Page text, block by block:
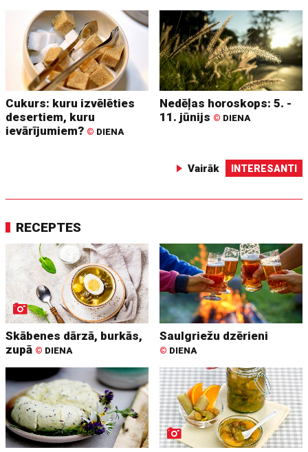
Cukurs: kuru izvēlēties
desertiem, kuru
ievārījumiem? © DIENA
Nedēļas horoskops: 5. -
11. jūnijs © DIENA
Vairāk INTERESANTI
RECEPTES
Skābenes dārzā, burkās,
zupā © DIENA
Saulgriežu dzērieni
© DIENA